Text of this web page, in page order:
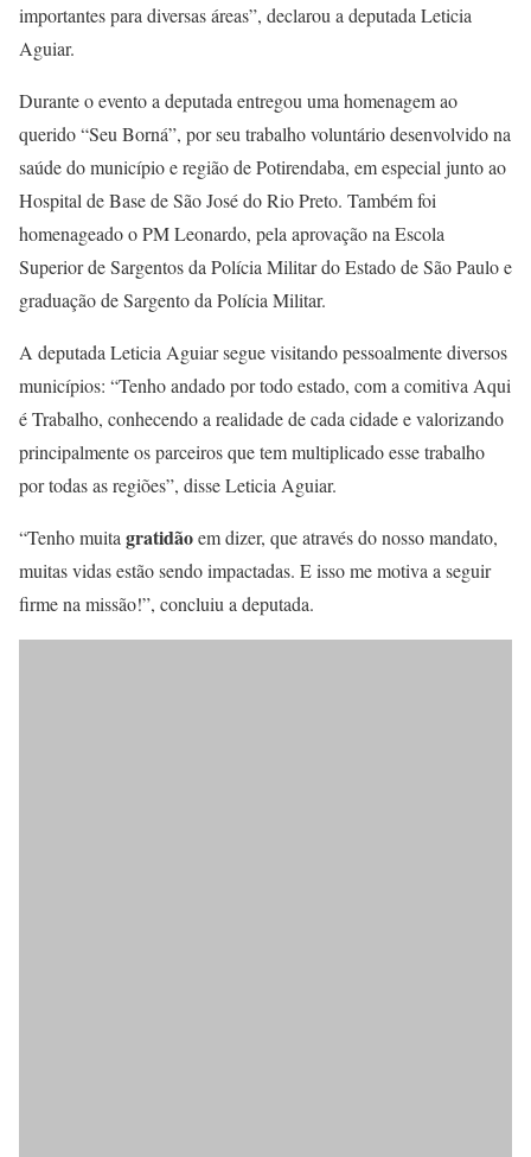
importantes para diversas áreas”, declarou a deputada Leticia
Aguiar.
Durante o evento a deputada entregou uma homenagem ao
querido “Seu Borná”, por seu trabalho voluntário desenvolvido na
saúde do município e região de Potirendaba, em especial junto ao
Hospital de Base de São José do Rio Preto. Também foi
homenageado o PM Leonardo, pela aprovação na Escola
Superior de Sargentos da Polícia Militar do Estado de São Paulo e
graduação de Sargento da Polícia Militar.
A deputada Leticia Aguiar segue visitando pessoalmente diversos
municípios: “Tenho andado por todo estado, com a comitiva Aqui
é Trabalho, conhecendo a realidade de cada cidade e valorizando
principalmente os parceiros que tem multiplicado esse trabalho
por todas as regiões”, disse Leticia Aguiar.
“Tenho muita gratidãoem dizer, que através do nosso mandato,
muitas vidas estão sendo impactadas. E isso me motiva a seguir
firme na missão!”, concluiu a deputada.